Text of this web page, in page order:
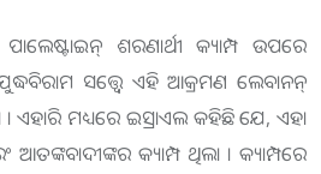
ଶରଣାର୍ଥୀ କ୍ୟାମ୍ପ ଉପରେ
ସତ୍ତ୍ବେ ଏହି ଆକ୍ରମଣ ଲେବାନନ୍
ମଧ୍ୟରେ ଇସ୍ରାଏଲ କହିଛି ଯେ, ଏହା
ଆତଙ୍କବାଦୀଙ୍କର କ୍ୟାମ୍ପ ଥିଲା । କ୍ୟାମ୍ପରେ